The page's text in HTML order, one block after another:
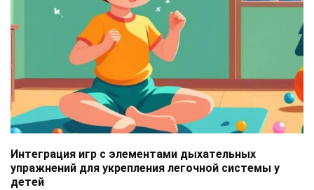
Интеграция игр с элементами дыхательных
упражнений для укрепления легочной системы у
детей